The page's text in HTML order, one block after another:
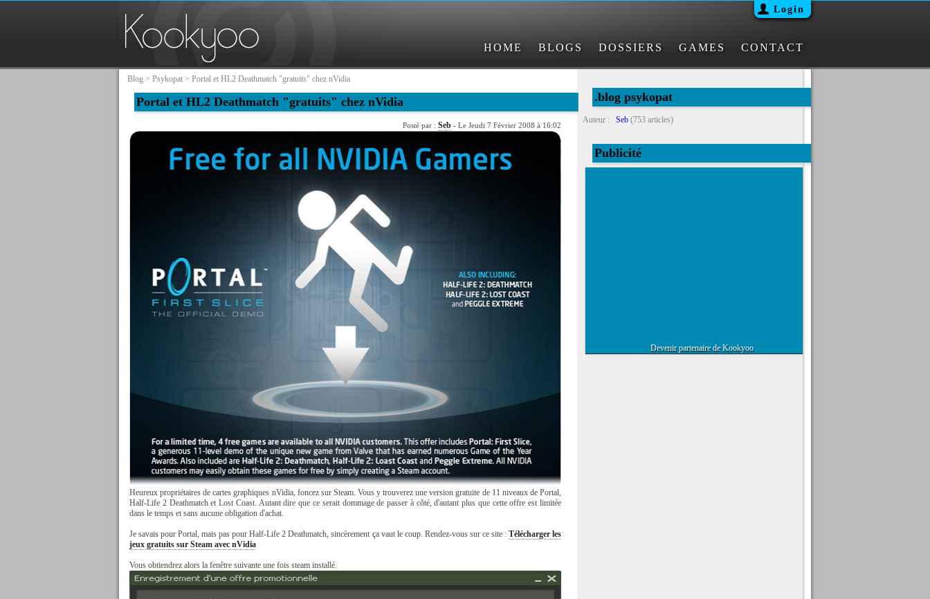
Login
HOME BLOGS DOSSIERS GAMES CONTACT
Blog > Psykopat > Portal et HL2 Deathmatch "gratuits" chez nVidia
Portal et HL2 Deathmatch "gratuits" chez nVidia
Posté par : Seb - Le Jeudi 7 Février 2008 à 16:02
Heureux propriétaires de cartes graphiques nVidia, foncez sur Steam. Vous y trouverez une version gratuite de 11 niveaux de Portal,
Half-Life 2 Deathmatch et Lost Coast. Autant dire que ce serait dommage de passer à côté, d'autant plus que cette offre est limitée
dans le temps et sans aucune obligation d'achat.
Je savais pour Portal, mais pas pour Half-Life 2 Deathmatch, sincèrement ça vaut le coup. Rendez-vous sur ce site : Télécharger les
jeux gratuits sur Steam avec nVidia
Vous obtiendrez alors la fenêtre suivante une fois steam installé.
.blog psykopat
Auteur : Seb (753 articles)
Publicité
Devenir partenaire de Kookyoo